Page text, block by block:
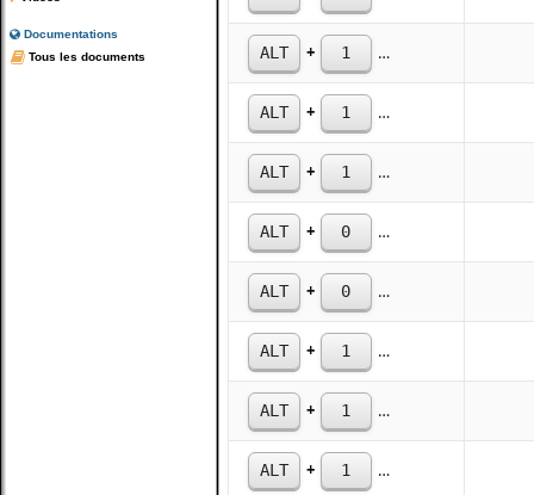
Documentations
Tous les documents
ALT + 1
ALT + 1
ALT + 1
ALT + 0
ALT + 0
ALT + 1
ALT + 1
ALT + 1